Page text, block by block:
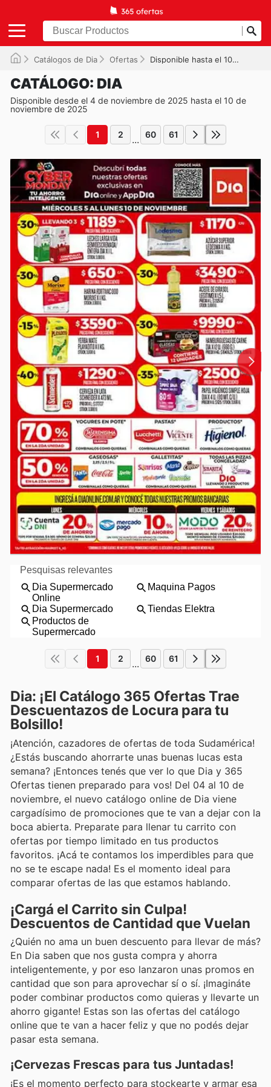
Catálogos de Dia Ofertas Disponible hasta el 10/11/2025
CATÁLOGO: DIA
Disponible desde el 4 de noviembre de 2025 hasta el 10 de
noviembre de 2025
1 2 ... 60 61
1 2 ... 60 61
Dia: ¡El Catálogo 365 Ofertas Trae
Descuentazos de Locura para tu
Bolsillo!
¡Atención, cazadores de ofertas de toda Sudamérica!
¿Estás buscando ahorrarte unas buenas lucas esta
semana? ¡Entonces tenés que ver lo que Dia y 365
Ofertas tienen preparado para vos! Del 04 al 10 de
noviembre, el nuevo catálogo online de Dia viene
cargadísimo de promociones que te van a dejar con la
boca abierta. Preparate para llenar tu carrito con
ofertas por tiempo limitado en tus productos
favoritos. ¡Acá te contamos los imperdibles para que
no se te escape nada! Es el momento ideal para
comparar ofertas de las que estamos hablando.
¡Cargá el Carrito sin Culpa!
Descuentos de Cantidad que Vuelan
¿Quién no ama un buen descuento para llevar de más?
En Dia saben que nos gusta compra y ahorra
inteligentemente, y por eso lanzaron unas promos en
cantidad que son para aprovechar sí o sí. ¡Imagináte
poder combinar productos como quieras y llevarte un
ahorro gigante! Estas son las ofertas del catálogo
online que te van a hacer feliz y que no podés dejar
pasar esta semana.
¡Cervezas Frescas para tus Juntadas!
¡Es el momento perfecto para stockearte y armar esa